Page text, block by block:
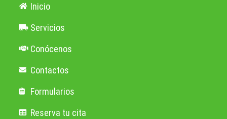
Inicio
Servicios
Conócenos
Contactos
Formularios
Reserva tu cita